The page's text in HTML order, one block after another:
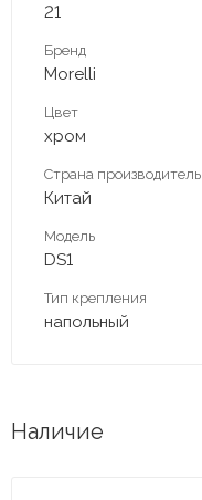
21
Бренд
Morelli
Цвет
хром
Страна производитель
Китай
Модель
DS1
Тип крепления
напольный
Наличие